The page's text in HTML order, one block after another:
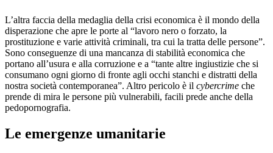
L’altra faccia della medaglia della crisi economica è il mondo della
disperazione che apre le porte al “lavoro nero o forzato, la
prostituzione e varie attività criminali, tra cui la tratta delle persone”.
Sono conseguenze di una mancanza di stabilità economica che
portano all’usura e alla corruzione e a “tante altre ingiustizie che si
consumano ogni giorno di fronte agli occhi stanchi e distratti della
nostra società contemporanea”. Altro pericolo è il cybercrime che
prende di mira le persone più vulnerabili, facili prede anche della
pedopornografia.
Le emergenze umanitarie